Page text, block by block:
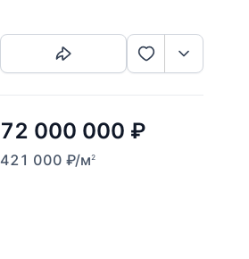
72 000 000 ₽
421 000 ₽/м2